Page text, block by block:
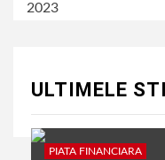
2023
ULTIMELE
PIATA FINANCIARA